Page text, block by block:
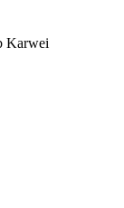
Karwei